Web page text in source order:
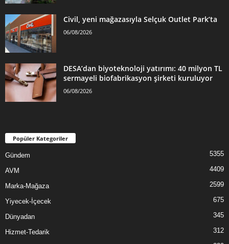
Civil, yeni mağazasıyla Selçuk Outlet Park’ta
06/08/2026
DESA’dan biyoteknoloji yatırımı: 40 milyon TL
sermayeli biofabrikasyon şirketi kuruluyor
06/08/2026
Popüler Kategoriler
Gündem 5355
AVM 4409
Marka-Mağaza 2599
Yiyecek-İçecek 675
Dünyadan 345
Hizmet-Tedarik 312